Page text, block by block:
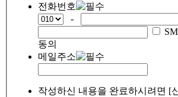
전화번호
-
동의
메일주소
작성하신 내용을 완료하시려면 [